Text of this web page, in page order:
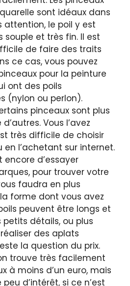
sont idéaux dans
attention, le poil y est
souple et très fin. Il est
de faire des traits
ce cas, vous pouvez
pour la peinture
ont des poils
(nylon ou perlon).
pinceaux sont plus
Vous l’avez
très difficile de choisir
en l’achetant sur internet.
encore d’essayer
pour trouver votre
faudra en plus
forme dont vous avez
peuvent être longs et
petits détails, ou plus
des aplats
la question du prix.
trouve très facilement
à moins d’un euro, mais
peu d’intérêt, si ce n’est